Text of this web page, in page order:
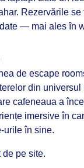
Rezervările
— mai ales în
de escape
din
cafeneaua a
imersive în
urile în sine.
pe site.